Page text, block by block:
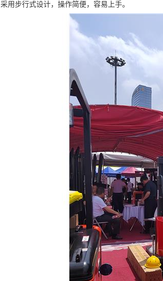
采用步行式设计，操作简便，容易上手。